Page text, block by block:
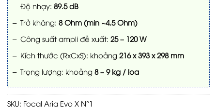
– Độ nhạy: 89.5 dB
– Trở kháng: 8 Ohm (min ~4.5 Ohm)
– Công suất ampli đề xuất: 25 – 120 W
– Kích thước (RxCxS): khoảng 216 x 393 x 298 mm
– Trọng lượng: khoảng 8 – 9 kg / loa
SKU: Focal Aria Evo X N°1